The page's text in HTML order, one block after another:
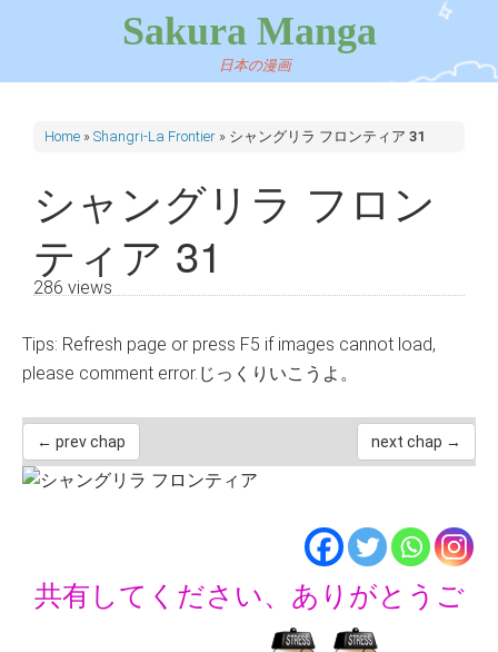
Sakura Manga
日本の漫画
Home » Shangri-La Frontier » シャングリラ フロンティア 31
シャングリラ フロン
ティア 31
286 views
Tips: Refresh page or press F5 if images cannot load,
please comment error.じっくりいこうよ。
← prev chap next chap →
共有してください、ありがとうご